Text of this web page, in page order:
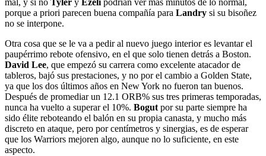
mal, y si no Tyler y Ezeli podrían ver más minutos de lo normal,
porque a priori parecen buena compañía para Landry si su bisoñez
no se interpone.
Otra cosa que se le va a pedir al nuevo juego interior es levantar el
paupérrimo rebote ofensivo, en el que solo tienen detrás a Boston.
David Lee, que empezó su carrera como excelente atacador de
tableros, bajó sus prestaciones, y no por el cambio a Golden State,
ya que los dos últimos años en New York no fueron tan buenos.
Después de promediar un 12.1 ORB% sus tres primeras temporadas,
nunca ha vuelto a superar el 10%. Bogut por su parte siempre ha
sido élite reboteando el balón en su propia canasta, y mucho más
discreto en ataque, pero por centímetros y sinergias, es de esperar
que los Warriors mejoren algo, aunque no lo suficiente, en este
aspecto.